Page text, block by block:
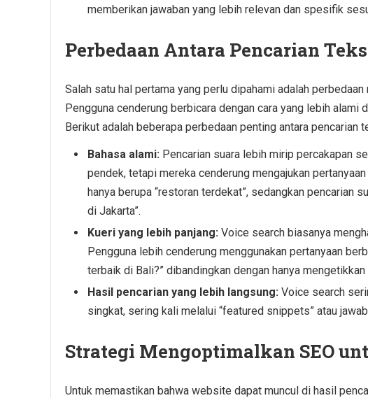
memberikan jawaban yang lebih relevan dan spesifik
Perbedaan Antara Pencarian
Salah satu hal pertama yang perlu dipahami adalah
Pengguna cenderung berbicara dengan cara yang lebih alami
Berikut adalah beberapa perbedaan penting antara pencarian
Bahasa alami: Pencarian suara lebih mirip percakapan
pendek, tetapi mereka cenderung mengajukan
hanya berupa “restoran terdekat”, sedangkan pencarian
di Jakarta”.
Kueri yang lebih panjang: Voice search biasanya
Pengguna lebih cenderung menggunakan pertanyaan
terbaik di Bali?” dibandingkan dengan hanya mengetikkan
Hasil pencarian yang lebih langsung: Voice search
singkat, sering kali melalui “featured snippets” atau
Strategi Mengoptimalkan SEO
Untuk memastikan bahwa website dapat muncul di hasil